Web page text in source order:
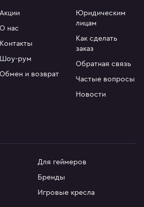
Акции
О нас
Контакты
Шоу-рум
Обмен и возврат
Юридическим
лицам
Как сделать
заказ
Обратная связь
Частые вопросы
Новости
Для геймеров
Бренды
Игровые кресла